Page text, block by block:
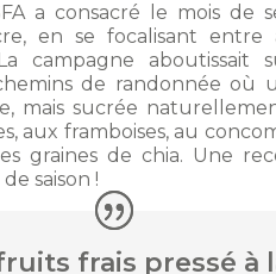
a consacré le mois de
en se focalisant entre
La campagne aboutissait
de randonnée où
mais sucrée
aux framboises, au
graines de chia. Une
saison !
frais pressé à